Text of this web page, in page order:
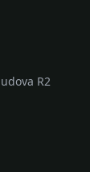
R2